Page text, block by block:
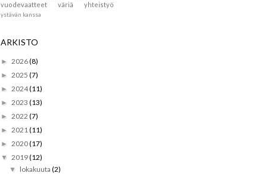
vuodevaatteet väriä yhteistyö
ystävän kanssa
ARKISTO
► 2026(8)
► 2025 (7)
► 2024(11)
► 2023 (13)
► 2022 (7)
► 2021(11)
► 2020(17)
▼ 2019(12)
▼ lokakuuta(2)